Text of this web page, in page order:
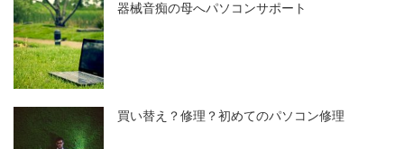
器械音痴の母へパソコンサポート
買い替え？修理？初めてのパソコン修理